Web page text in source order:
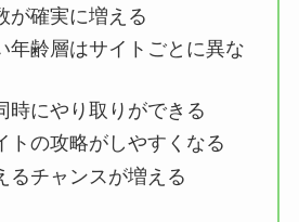
が確実に増える
年齢層はサイトごとに異な
時にやり取りができる
トの攻略がしやすくなる
るチャンスが増える